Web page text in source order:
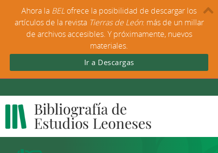
Ahora la BEL ofrece la posibilidad de descargar los
artículos de la revista Tierras de León: más de un millar
de archivos accesibles. Y próximamente, nuevos
materiales.
Ir a Descargas